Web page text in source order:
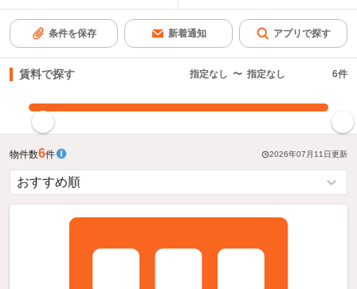
条件を保存 新着通知 アプリで探す
賃料で探す 指定なし 〜 指定なし 6件
物件数6件 2026年07月11日更新